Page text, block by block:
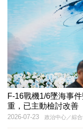
F-16戰機1/6墜海事
重，已主動檢討改善
政治中心／綜
2026-07-23